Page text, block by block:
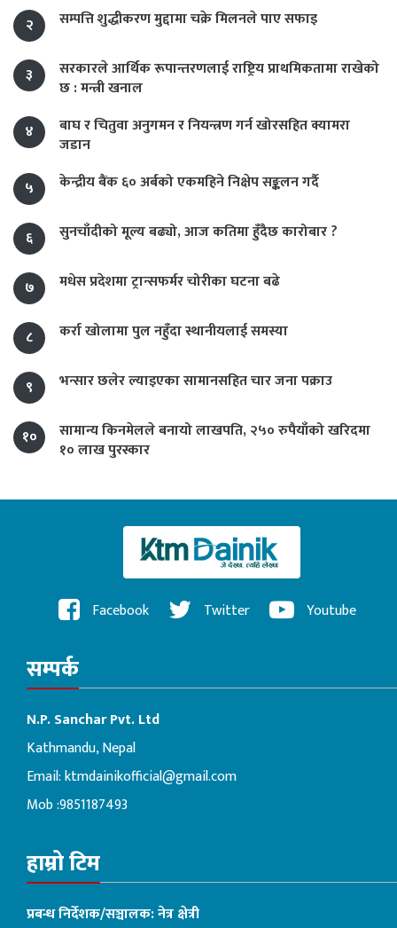
२
सम्पत्ति शुद्धीकरण मुद्दामा चक्रे मिलनले पाए सफाइ
३
सरकारले आर्थिक रूपान्तरणलाई राष्ट्रिय प्राथमिकतामा राखेको
छ : मन्त्री खनाल
४
बाघ र चितुवा अनुगमन र नियन्त्रण गर्न खोरसहित क्यामरा
जडान
५
केन्द्रीय बैंक ६० अर्बको एकमहिने निक्षेप सङ्कलन गर्दै
६ सुनचाँदीको मूल्य बढ्यो, आज कतिमा हुँदैछ कारोबार ?
७ मधेस प्रदेशमा ट्रान्सफर्मर चोरीका घटना बढे
८ कर्रा खोलामा पुल नहुँदा स्थानीयलाई समस्या
९ भन्सार छलेर ल्याइएका सामानसहित चार जना पक्राउ
१०
सामान्य किनमेलले बनायो लाखपति, २५० रुपैयाँको खरिदमा
१० लाख पुरस्कार
Facebook Twitter Youtube
सम्पर्क
N.P. Sanchar Pvt. Ltd
Kathmandu, Nepal
Email:ktmdainikofficial@gmail.com
Mob :9851187493
हाम्रो टिम
प्रबन्ध निर्देशक/सञ्चालक: नेत्र क्षेत्री